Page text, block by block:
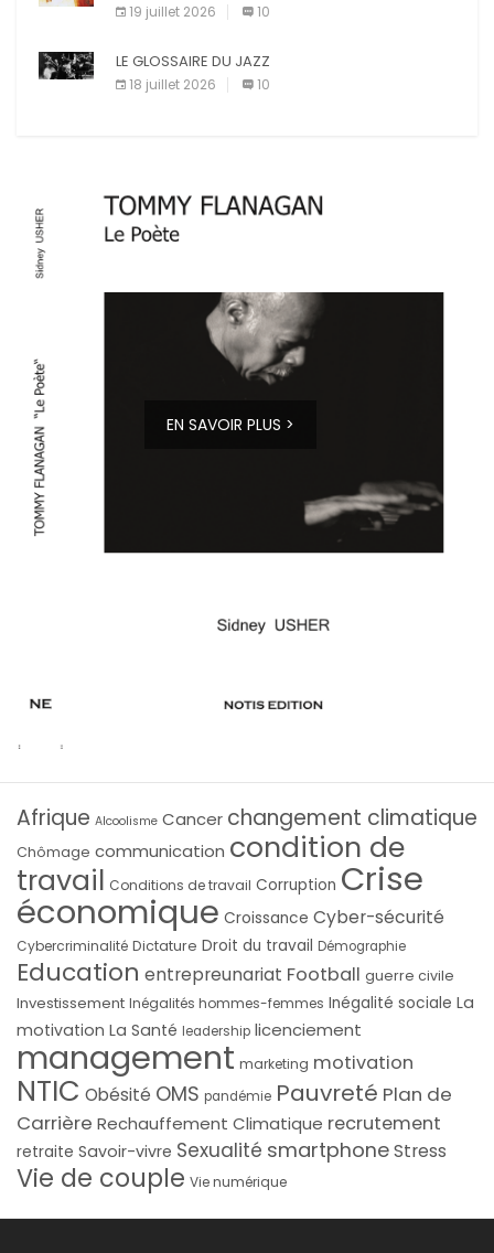
19 juillet 2026 10
LE GLOSSAIRE DU JAZZ
18 juillet 2026 10
EN SAVOIR PLUS >
Afrique Alcoolisme Cancer changement climatique
Chômage communication condition de
travail Conditions de travail Corruption Crise
économique Croissance Cyber-sécurité
Cybercriminalité Dictature Droit du travail Démographie
Education entrepreunariat Football guerre civile
Investissement Inégalités hommes-femmes Inégalité sociale La
motivation La Santé leadership licenciement
management marketing motivation
NTIC Obésité OMS pandémie Pauvreté Plan de
Carrière Rechauffement Climatique recrutement
retraite Savoir-vivre Sexualité smartphoneStress
Vie de couple Vie numérique